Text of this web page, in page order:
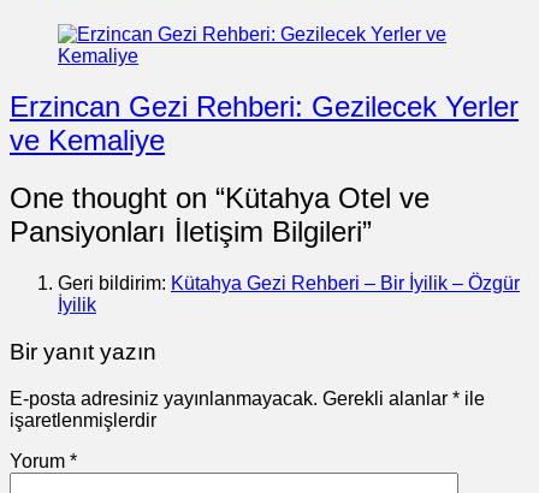
Erzincan Gezi Rehberi: Gezilecek Yerler
ve Kemaliye
One thought on “Kütahya Otel ve
Pansiyonları İletişim Bilgileri”
Geri bildirim: Kütahya Gezi Rehberi – Bir İyilik – Özgür
İyilik
Bir yanıt yazın
E-posta adresiniz yayınlanmayacak. Gerekli alanlar * ile
işaretlenmişlerdir
Yorum *